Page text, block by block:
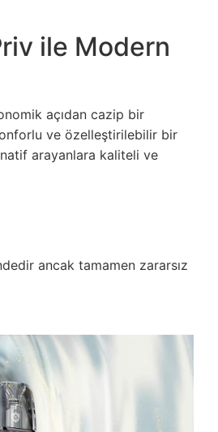
ile Modern
açıdan cazip bir
ve özelleştirilebilir bir
arayanlara kaliteli ve
ancak tamamen zararsız